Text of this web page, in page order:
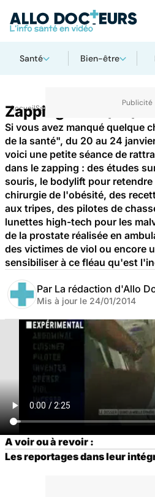
Santé Bien-être
AccueilSanté
Zapping du 24/01/
Si vous avez manqué quelque
de la santé", du 20 au 24
voici une petite séance de
dans le zapping : des études
souris, le bodylift pour retendre
chirurgie de l'obésité, des
aux tripes, des pilotes de
lunettes high-tech pour les
de la prostate réalisée en
des victimes de viol ou encore
sensibiliser à ce fléau qu'est
Par La rédaction d'Allo
Mis à jour le 24/01/2014
A voir ou à revoir :
Les reportages dans leur